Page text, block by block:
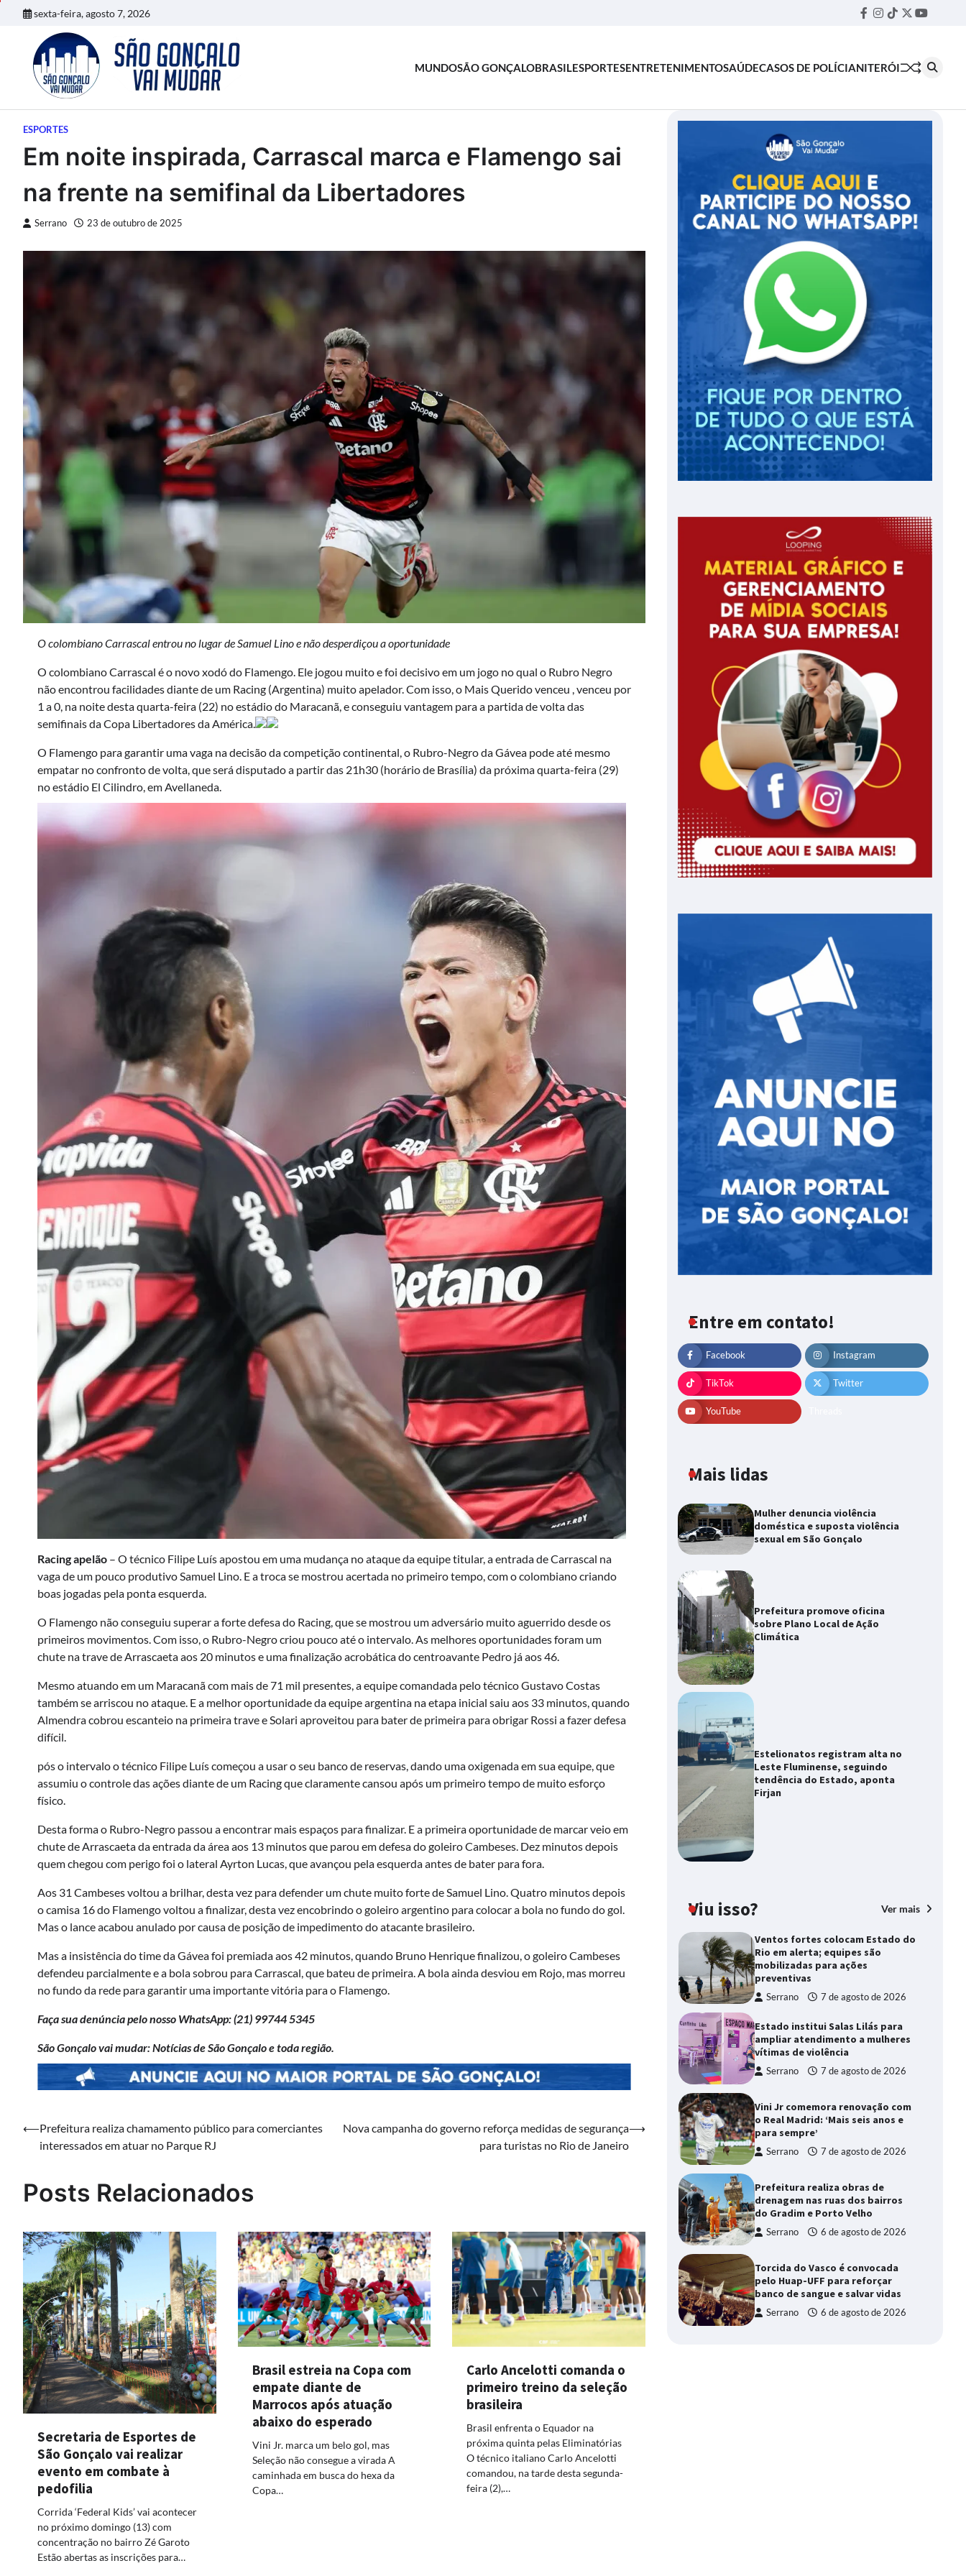
sexta-feira, agosto 7, 2026 Facebook
Instagram
TikTok
TwitterYouTube
MUNDOSÃO GONÇALOBRASILESPORTESENTRETENIMENTOSAÚDECASOS DE POLÍCIANITERÓI
ESPORTES
Em noite inspirada, Carrascal marca e Flamengo sai
na frente na semifinal da Libertadores
Serrano 23 de outubro de 2025
O colombiano Carrascal entrou no lugar de Samuel Lino e não desperdiçou a oportunidade
O colombiano Carrascal é o novo xodó do Flamengo. Ele jogou muito e foi decisivo em um jogo no qual o Rubro Negro
não encontrou facilidades diante de um Racing (Argentina) muito apelador. Com isso, o Mais Querido venceu , venceu por
1 a 0, na noite desta quarta-feira (22) no estádio do Maracanã, e conseguiu vantagem para a partida de volta das
semifinais da Copa Libertadores da América.
O Flamengo para garantir uma vaga na decisão da competição continental, o Rubro-Negro da Gávea pode até mesmo
empatar no confronto de volta, que será disputado a partir das 21h30 (horário de Brasília) da próxima quarta-feira (29)
no estádio El Cilindro, em Avellaneda.
Racing apelão – O técnico Filipe Luís apostou em uma mudança no ataque da equipe titular, a entrada de Carrascal na
vaga de um pouco produtivo Samuel Lino. E a troca se mostrou acertada no primeiro tempo, com o colombiano criando
boas jogadas pela ponta esquerda.
O Flamengo não conseguiu superar a forte defesa do Racing, que se mostrou um adversário muito aguerrido desde os
primeiros movimentos. Com isso, o Rubro-Negro criou pouco até o intervalo. As melhores oportunidades foram um
chute na trave de Arrascaeta aos 20 minutos e uma finalização acrobática do centroavante Pedro já aos 46.
Mesmo atuando em um Maracanã com mais de 71 mil presentes, a equipe comandada pelo técnico Gustavo Costas
também se arriscou no ataque. E a melhor oportunidade da equipe argentina na etapa inicial saiu aos 33 minutos, quando
Almendra cobrou escanteio na primeira trave e Solari aproveitou para bater de primeira para obrigar Rossi a fazer defesa
difícil.
pós o intervalo o técnico Filipe Luís começou a usar o seu banco de reservas, dando uma oxigenada em sua equipe, que
assumiu o controle das ações diante de um Racing que claramente cansou após um primeiro tempo de muito esforço
físico.
Desta forma o Rubro-Negro passou a encontrar mais espaços para finalizar. E a primeira oportunidade de marcar veio em
chute de Arrascaeta da entrada da área aos 13 minutos que parou em defesa do goleiro Cambeses. Dez minutos depois
quem chegou com perigo foi o lateral Ayrton Lucas, que avançou pela esquerda antes de bater para fora.
Aos 31 Cambeses voltou a brilhar, desta vez para defender um chute muito forte de Samuel Lino. Quatro minutos depois
o camisa 16 do Flamengo voltou a finalizar, desta vez encobrindo o goleiro argentino para colocar a bola no fundo do gol.
Mas o lance acabou anulado por causa de posição de impedimento do atacante brasileiro.
Mas a insistência do time da Gávea foi premiada aos 42 minutos, quando Bruno Henrique finalizou, o goleiro Cambeses
defendeu parcialmente e a bola sobrou para Carrascal, que bateu de primeira. A bola ainda desviou em Rojo, mas morreu
no fundo da rede para garantir uma importante vitória para o Flamengo.
Faça sua denúncia pelo nosso WhatsApp: (21) 99744 5345
São Gonçalo vai mudar: Notícias de São Gonçalo e toda região.
Navegação
⟵Prefeitura realiza chamamento público para comerciantes
interessados em atuar no Parque RJ
Nova campanha do governo reforça medidas de segurança
para turistas no Rio de Janeiro
⟶
Posts Relacionados
Secretaria de Esportes de
São Gonçalo vai realizar
evento em combate à
pedofilia
Corrida ‘Federal Kids’ vai acontecer
no próximo domingo (13) com
concentração no bairro Zé Garoto
Estão abertas as inscrições para…
Brasil estreia na Copa com
empate diante de
Marrocos após atuação
abaixo do esperado
Vini Jr. marca um belo gol, mas
Seleção não consegue a virada A
caminhada em busca do hexa da
Copa…
Carlo Ancelotti comanda o
primeiro treino da seleção
brasileira
Brasil enfrenta o Equador na
próxima quinta pelas Eliminatórias
O técnico italiano Carlo Ancelotti
comandou, na tarde desta segunda-
feira (2),…
Entre em contato!
Facebook Instagram
TikTok Twitter
YouTube
Mais lidas
Mulher denuncia violência
doméstica e suposta violência
sexual em São Gonçalo
Prefeitura promove oficina
sobre Plano Local de Ação
Climática
Estelionatos registram alta no
Leste Fluminense, seguindo
tendência do Estado, aponta
Firjan
Viu isso? Ver mais
Ventos fortes colocam Estado do
Rio em alerta; equipes são
mobilizadas para ações
preventivas
Serrano 7 de agosto de 2026
Estado institui Salas Lilás para
ampliar atendimento a mulheres
vítimas de violência
Serrano 7 de agosto de 2026
Vini Jr comemora renovação com
o Real Madrid: ‘Mais seis anos e
para sempre’
Serrano 7 de agosto de 2026
Prefeitura realiza obras de
drenagem nas ruas dos bairros
do Gradim e Porto Velho
Serrano 6 de agosto de 2026
Torcida do Vasco é convocada
pelo Huap-UFF para reforçar
banco de sangue e salvar vidas
Serrano 6 de agosto de 2026